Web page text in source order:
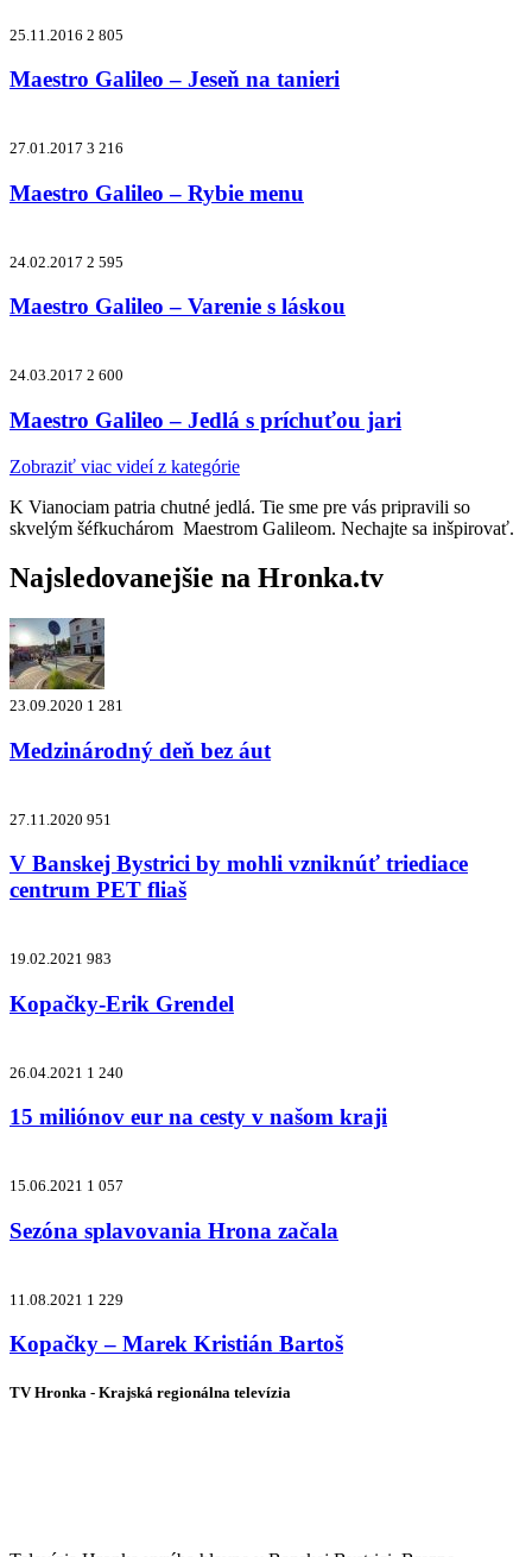
25.11.2016 2 805
Maestro Galileo – Jeseň na tanieri
27.01.2017 3 216
Maestro Galileo – Rybie menu
24.02.2017 2 595
Maestro Galileo – Varenie s láskou
24.03.2017 2 600
Maestro Galileo – Jedlá s príchuťou jari
Zobraziť viac videí z kategórie
K Vianociam patria chutné jedlá. Tie sme pre vás pripravili so
skvelým šéfkuchárom Maestrom Galileom. Nechajte sa inšpirovať.
Najsledovanejšie na Hronka.tv
23.09.2020 1 281
Medzinárodný deň bez áut
27.11.2020 951
V Banskej Bystrici by mohli vzniknúť triediace
centrum PET fliaš
19.02.2021 983
Kopačky-Erik Grendel
26.04.2021 1 240
15 miliónov eur na cesty v našom kraji
15.06.2021 1 057
Sezóna splavovania Hrona začala
11.08.2021 1 229
Kopačky – Marek Kristián Bartoš
TV Hronka - Krajská regionálna televízia